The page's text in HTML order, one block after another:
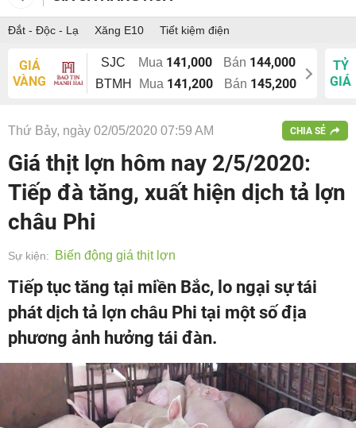
Đắt - Độc - Lạ Xăng E10 Tiết kiệm điện
GIÁ
VÀNG
SJC Mua 141,000 Bán 144,000
BTMH Mua 141,200 Bán 145,200
TỶ
GIÁ
Thứ Bảy, ngày 02/05/2020 07:59 AM CHIA SẺ
Giá thịt lợn hôm nay 2/5/2020:
Tiếp đà tăng, xuất hiện dịch tả lợn
châu Phi
Sự kiện: Biến động giá thịt lợn
Tiếp tục tăng tại miền Bắc, lo ngại sự tái
phát dịch tả lợn châu Phi tại một số địa
phương ảnh hưởng tái đàn.